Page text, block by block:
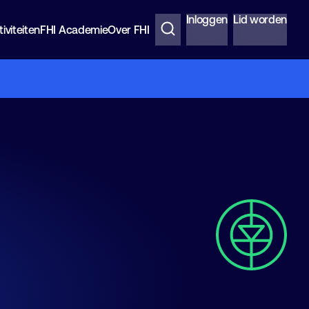
FHI AcademieOver FHI
Inloggen Lid worden